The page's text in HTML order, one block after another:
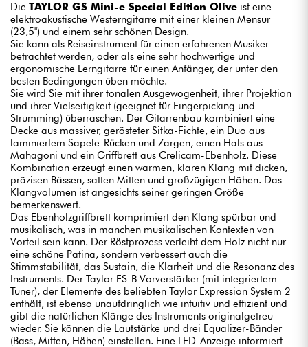
Die TAYLOR GS Mini-e Special Edition Olive ist eine
elektroakustische Westerngitarre mit einer kleinen Mensur
(23,5") und einem sehr schönen Design.
Sie kann als Reiseinstrument für einen erfahrenen Musiker
betrachtet werden, oder als eine sehr hochwertige und
ergonomische Lerngitarre für einen Anfänger, der unter den
besten Bedingungen üben möchte.
Sie wird Sie mit ihrer tonalen Ausgewogenheit, ihrer Projektion
und ihrer Vielseitigkeit (geeignet für Fingerpicking und
Strumming) überraschen. Der Gitarrenbau kombiniert eine
Decke aus massiver, gerösteter Sitka-Fichte, ein Duo aus
laminiertem Sapele-Rücken und Zargen, einen Hals aus
Mahagoni und ein Griffbrett aus Crelicam-Ebenholz. Diese
Kombination erzeugt einen warmen, klaren Klang mit dicken,
präzisen Bässen, satten Mitten und großzügigen Höhen. Das
Klangvolumen ist angesichts seiner geringen Größe
bemerkenswert.
Das Ebenholzgriffbrett komprimiert den Klang spürbar und
musikalisch, was in manchen musikalischen Kontexten von
Vorteil sein kann. Der Röstprozess verleiht dem Holz nicht nur
eine schöne Patina, sondern verbessert auch die
Stimmstabilität, das Sustain, die Klarheit und die Resonanz des
Instruments. Der Taylor ES-B Vorverstärker (mit integriertem
Tuner), der Elemente des beliebten Taylor Expression System 2
enthält, ist ebenso unaufdringlich wie intuitiv und effizient und
gibt die natürlichen Klänge des Instruments originalgetreu
wieder. Sie können die Lautstärke und drei Equalizer-Bänder
(Bass, Mitten, Höhen) einstellen. Eine LED-Anzeige informiert